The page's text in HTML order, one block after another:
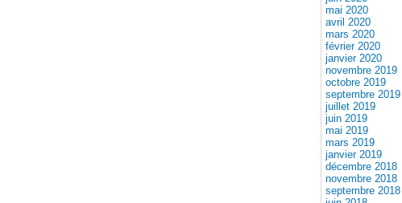
mai 2020
avril 2020
mars 2020
février 2020
janvier 2020
novembre 2019
octobre 2019
septembre 2019
juillet 2019
juin 2019
mai 2019
mars 2019
janvier 2019
décembre 2018
novembre 2018
septembre 2018